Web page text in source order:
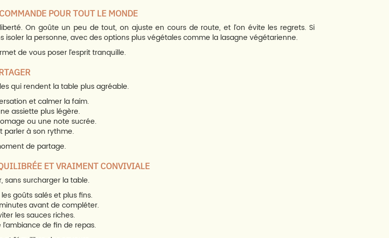
POUR TOUT LE MONDE
On goûte un peu de tout, on ajuste en cours de route, et l’on évite les regrets. Si
isoler la personne, avec des options plus végétales comme la lasagne végétarienne.
de vous poser l’esprit tranquille.
qui rendent la table plus agréable.
et calmer la faim.
assiette plus légère.
ou une note sucrée.
parler à son rythme.
de partage.
ET VRAIMENT CONVIVIALE
sans surcharger la table.
goûts salés et plus fins.
avant de compléter.
les sauces riches.
de fin de repas.